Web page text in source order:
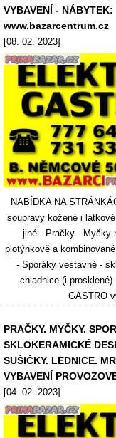
VYBAVENÍ - NÁBYTEK:
www.bazarcentrum.cz
[08. 02. 2023]
NABÍDKA NA
soupravy kožené i
jiné - Pračky - Myčky
plotýnkově a
- Sporáky vestavné -
chladnice (i
GASTRO
PRAČKY. MYČKY.
SKLOKERAMICKÉ
SUŠIČKY. LEDNICE.
VYBAVENÍ
[04. 02. 2023]